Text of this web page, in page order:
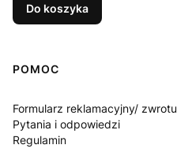
Do koszyka
Linki w stopce
POMOC
Formularz reklamacyjny/ zwrotu
Pytania i odpowiedzi
Regulamin